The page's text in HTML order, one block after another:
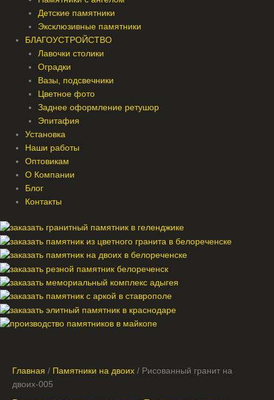
Детские памятники
Эксклюзивные памятники
БЛАГОУСТРОЙСТВО
Лавочки столики
Оградки
Вазы, подсвечники
Цветное фото
Заднее оформление ретушор
Эпитафия
Установка
Наши работы
Оптовикам
О Компании
Блог
Контакты
Главная / Памятники на двоих / Рисованный гранит на
двоих-005